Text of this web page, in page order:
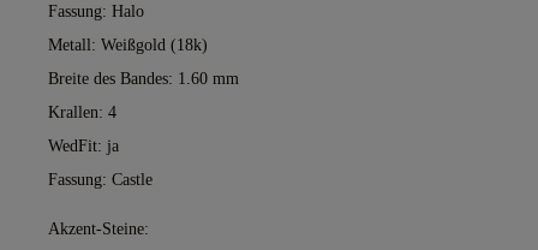
Fassung: Halo
Metall: Weißgold (18k)
Breite des Bandes: 1.60 mm
Krallen: 4
WedFit: ja
Fassung: Castle
Akzent-Steine: